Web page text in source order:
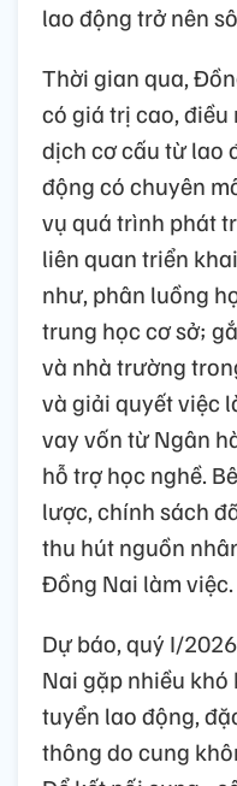
lao động trở nên
Thời gian qua,
có giá trị cao,
dịch cơ cấu từ lao
động có chuyên
vụ quá trình phát
liên quan triển
như, phân luồng
trung học cơ sở;
và nhà trường
và giải quyết việc
vay vốn từ Ngân
hỗ trợ học nghề.
lược, chính sách
thu hút nguồn
Đồng Nai làm việc.
Dự báo, quý I/
Nai gặp nhiều
tuyển lao động,
thông do cung